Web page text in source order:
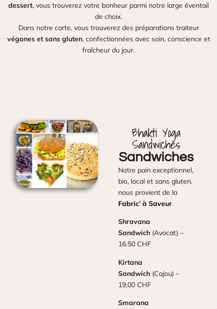
dessert, vous trouverez votre bonheur parmi notre large éventail
de choix.
Dans notre carte, vous trouverez des préparations traiteur
véganes et sans gluten, confectionnées avec soin, conscience et
fraîcheur du jour.
Bhakti Yoga
Sandwiches
Sandwiches
Notre pain exceptionnel,
bio, local et sans gluten,
nous provient de la
Fabric’ à Saveur.
Shravana
Sandwich (Avocat) –
16.50 CHF
Kirtana
Sandwich (Cajou) –
19,00 CHF
Smarana